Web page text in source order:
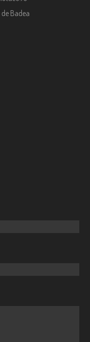
de Badea